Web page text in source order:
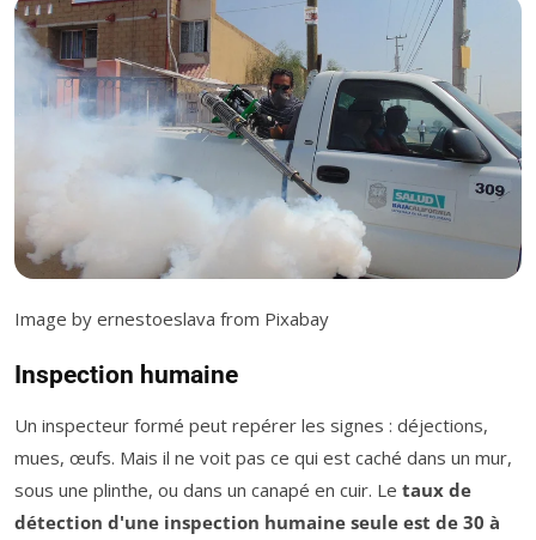
Image by ernestoeslava from Pixabay
Inspection humaine
Un inspecteur formé peut repérer les signes : déjections,
mues, œufs. Mais il ne voit pas ce qui est caché dans un mur,
sous une plinthe, ou dans un canapé en cuir. Le taux de
détection d'une inspection humaine seule est de 30 à